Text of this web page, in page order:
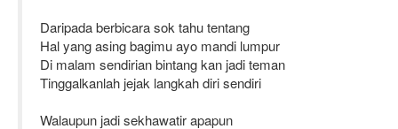
Daripada berbicara sok tahu tentang
Hal yang asing bagimu ayo mandi lumpur
Di malam sendirian bintang kan jadi teman
Tinggalkanlah jejak langkah diri sendiri
Walaupun jadi sekhawatir apapun